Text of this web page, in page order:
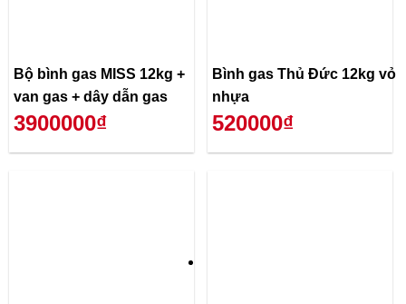
Bộ bình gas MISS 12kg +
van gas + dây dẫn gas
3900000₫
Bình gas Thủ Đức 12kg vỏ
nhựa
520000₫